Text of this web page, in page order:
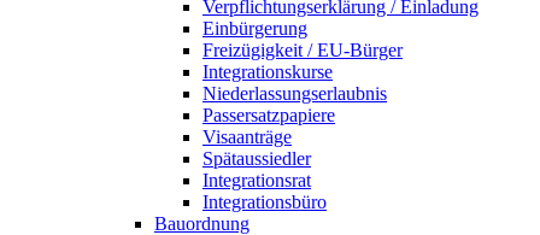
Verpflichtungserklärung / Einladung
Einbürgerung
Freizügigkeit / EU-Bürger
Integrationskurse
Niederlassungserlaubnis
Passersatzpapiere
Visaanträge
Spätaussiedler
Integrationsrat
Integrationsbüro
Bauordnung